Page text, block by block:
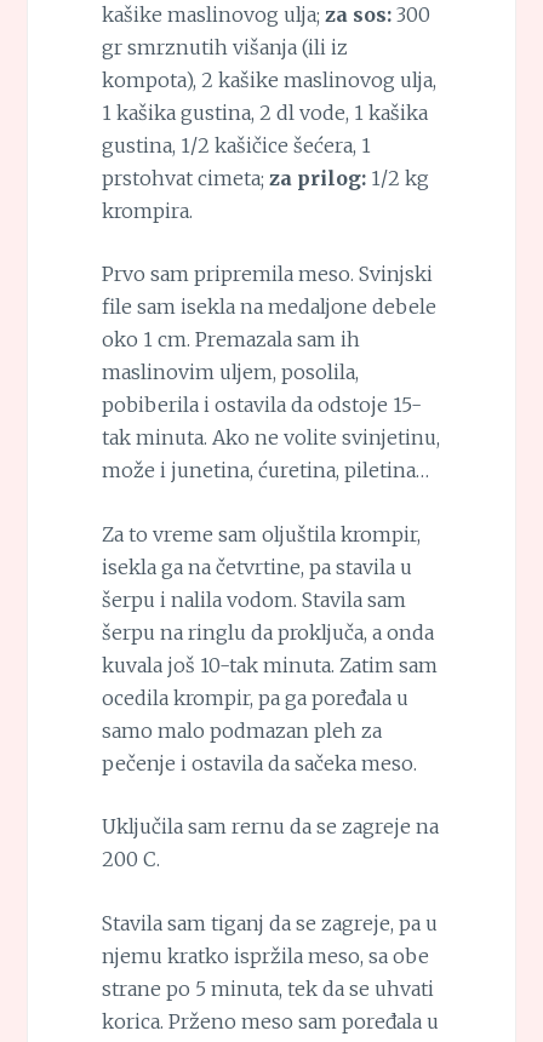
kašike maslinovog ulja; za sos:300
gr smrznutih višanja (ili iz
kompota), 2 kašike maslinovog ulja,
1 kašika gustina, 2 dl vode, 1 kašika
gustina, 1/2 kašičice šećera, 1
prstohvat cimeta; za prilog: 1/2 kg
krompira.
Prvo sam pripremila meso. Svinjski
file sam isekla na medaljone debele
oko 1 cm. Premazala sam ih
maslinovim uljem, posolila,
pobiberila i ostavila da odstoje 15-
tak minuta. Ako ne volite svinjetinu,
može i junetina, ćuretina, piletina…
Za to vreme sam oljuštila krompir,
isekla ga na četvrtine, pa stavila u
šerpu i nalila vodom. Stavila sam
šerpu na ringlu da proključa, a onda
kuvala još 10-tak minuta. Zatim sam
ocedila krompir, pa ga poređala u
samo malo podmazan pleh za
pečenje i ostavila da sačeka meso.
Uključila sam rernu da se zagreje na
200 C.
Stavila sam tiganj da se zagreje, pa u
njemu kratko ispržila meso, sa obe
strane po 5 minuta, tek da se uhvati
korica. Prženo meso sam poređala u